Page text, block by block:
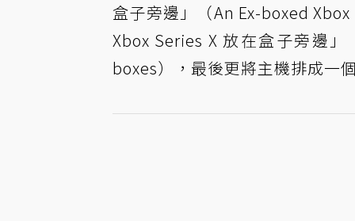
盒子旁邊」（An Ex-boxed
Xbox Series X 放在盒子旁邊
boxes），最後更將主機排成一